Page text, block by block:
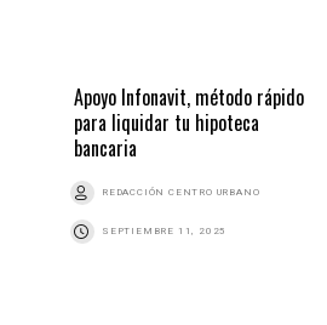
Apoyo Infonavit, método rápido
para liquidar tu hipoteca
bancaria
REDACCIÓN CENTRO URBANO
SEPTIEMBRE 11, 2025